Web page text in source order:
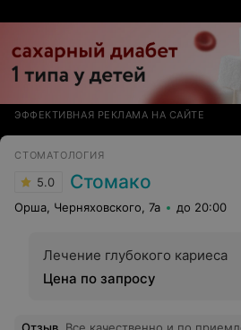
ЭФФЕКТИВНАЯ РЕКЛАМА НА САЙТЕ
СТОМАТОЛОГИЯ
5.0 Стомако
Орша, Черняховского, 7а до 20:00
Лечение глубокого кариеса
Цена по запросу